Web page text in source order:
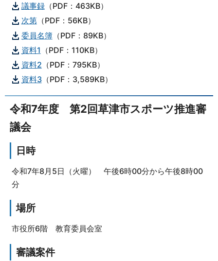
議事録（PDF：463KB）
次第（PDF：56KB）
委員名簿（PDF：89KB）
資料1 （PDF：110KB）
資料2 （PDF：795KB）
資料3（PDF：3,589KB）
令和7年度 第2回草津市スポーツ推進審
議会
日時
令和7年8月5日（火曜） 午後6時00分から午後8時00
分
場所
市役所6階 教育委員会室
審議案件